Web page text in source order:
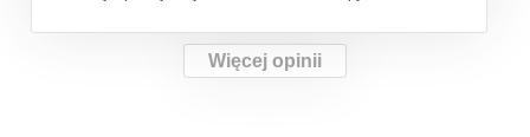
Więcej opinii